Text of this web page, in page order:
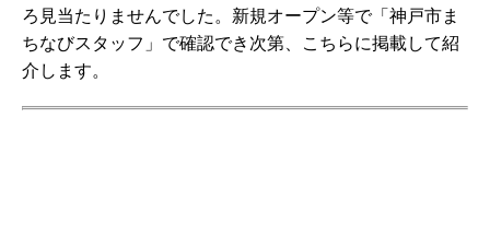
ろ見当たりませんでした。新規オープン等で「神戸市ま
ちなびスタッフ」で確認でき次第、こちらに掲載して紹
介します。